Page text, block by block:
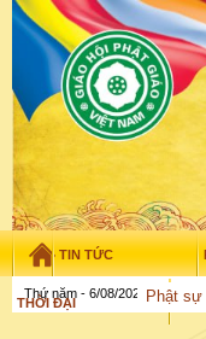
TIN TỨC
Phật sự
THỜI ĐẠI
Thứ năm - 6/08/2026 – 09 :